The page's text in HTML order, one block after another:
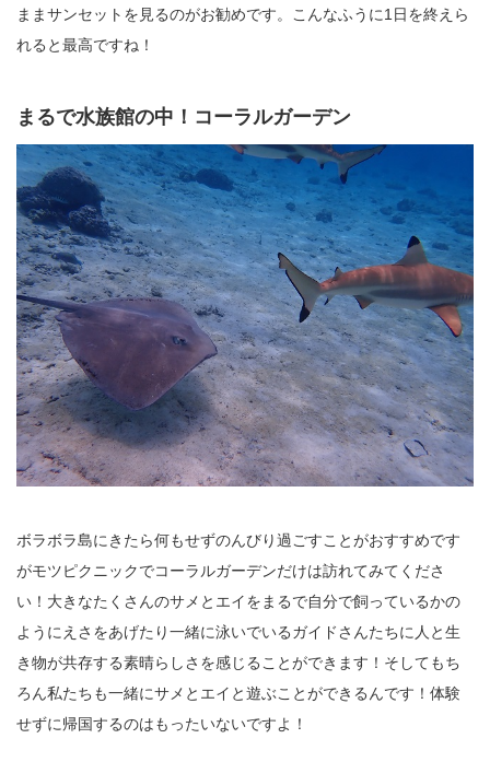
ままサンセットを見るのがお勧めです。こんなふうに1日を終えら
れると最高ですね！
まるで水族館の中！コーラルガーデン
ボラボラ島にきたら何もせずのんびり過ごすことがおすすめです
がモツピクニックでコーラルガーデンだけは訪れてみてくださ
い！大きなたくさんのサメとエイをまるで自分で飼っているかの
ようにえさをあげたり一緒に泳いでいるガイドさんたちに人と生
き物が共存する素晴らしさを感じることができます！そしてもち
ろん私たちも一緒にサメとエイと遊ぶことができるんです！体験
せずに帰国するのはもったいないですよ！